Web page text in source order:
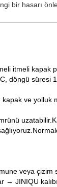
bir hasarı
itmeli kapak
döngü süresi
kapak ve
veya çizim
JINIQU